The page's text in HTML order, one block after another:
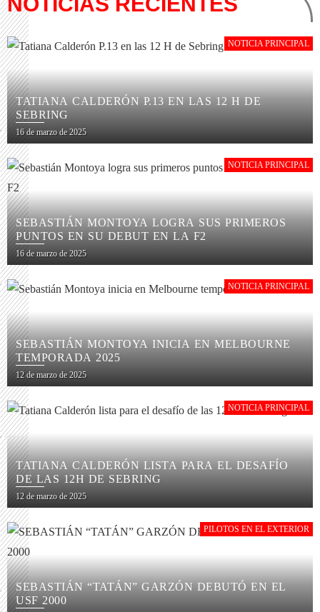
NOTICIA PRINCIPAL
TATIANA CALDERÓN P.13 EN LAS 12 H DE
SEBRING
16 de marzo de 2025
NOTICIA PRINCIPAL
SEBASTIÁN MONTOYA LOGRA SUS PRIMEROS
PUNTOS EN SU DEBUT EN LA F2
16 de marzo de 2025
NOTICIA PRINCIPAL
SEBASTIÁN MONTOYA INICIA EN MELBOURNE
TEMPORADA 2025
12 de marzo de 2025
NOTICIA PRINCIPAL
TATIANA CALDERÓN LISTA PARA EL DESAFÍO
DE LAS 12H DE SEBRING
12 de marzo de 2025
PILOTOS EN EL EXTERIOR
SEBASTIÁN “TATÁN” GARZÓN DEBUTÓ EN EL
USF 2000